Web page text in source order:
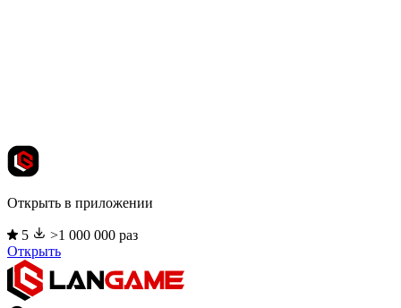
Открыть в приложении
5
>1 000 000 раз
Открыть